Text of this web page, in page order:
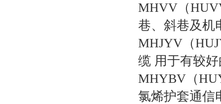
MHVV（
巷、斜巷及机
MHJYV（
缆 用于有较
MHYBV（
氯烯护套通信